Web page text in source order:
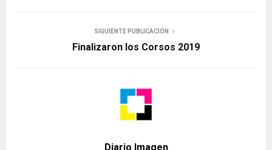
SIGUIENTE PUBLICACIÓN
Finalizaron los Corsos 2019
Diario Imagen